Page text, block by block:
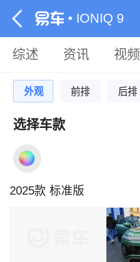
• IONIQ 9
综述 资讯 视频
外观 前排 后排
选择车款
2025款 标准版